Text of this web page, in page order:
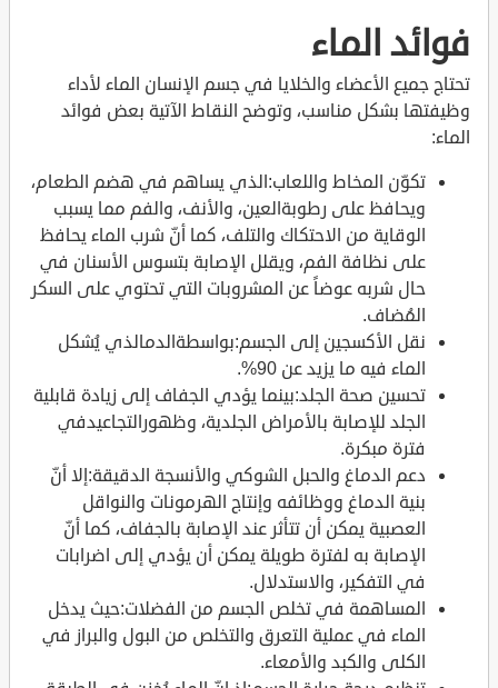
فوائد الماء
تحتاج جميع الأعضاء والخلايا في جسم الإنسان الماء لأداء
وظيفتها بشكل مناسب، وتوضح النقاط الآتية بعض فوائد
الماء:
تكوّن المخاط واللعاب:الذي يساهم في هضم الطعام،
ويحافظ على رطوبةالعين، والأنف، والفم مما يسبب
الوقاية من الاحتكاك والتلف، كما أنّ شرب الماء يحافظ
على نظافة الفم، ويقلل الإصابة بتسوس الأسنان في
حال شربه عوضاً عن المشروبات التي تحتوي على السكر
المُضاف.
نقل الأكسجين إلى الجسم:بواسطةالدمالذي يُشكل
الماء فيه ما يزيد عن 90%.
تحسين صحة الجلد:بينما يؤدي الجفاف إلى زيادة قابلية
الجلد للإصابة بالأمراض الجلدية، وظهورالتجاعيدفي
فترة مبكرة.
دعم الدماغ والحبل الشوكي والأنسجة الدقيقة:إلا أنّ
بنية الدماغ ووظائفه وإنتاج الهرمونات والنواقل
العصبية يمكن أن تتأثر عند الإصابة بالجفاف، كما أنّ
الإصابة به لفترة طويلة يمكن أن يؤدي إلى اضرابات
في التفكير، والاستدلال.
المساهمة في تخلص الجسم من الفضلات:حيث يدخل
الماء في عملية التعرق والتخلص من البول والبراز في
الكلى والكبد والأمعاء.